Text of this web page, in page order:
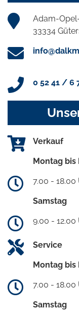
Adam-
33334
0 52 41 / 6
Verkauf
Montag bis
7.00 - 18.00
Samstag
9.00 - 12.00
Service
Montag bis
7.00 - 18.00
Samstag